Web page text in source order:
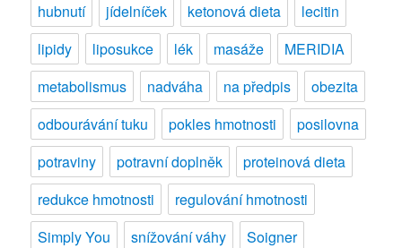
hubnutí
jídelníček ketonová dieta
lecitin
lipidy
liposukce lék masáže
MERIDIA
metabolismus
nadváha na předpis
obezita
odbourávání tuku
pokles hmotnosti
posilovna
potraviny
potravní doplněk
proteinová dieta
redukce hmotnosti
regulování hmotnosti
Simply You
snížování váhy
Soigner